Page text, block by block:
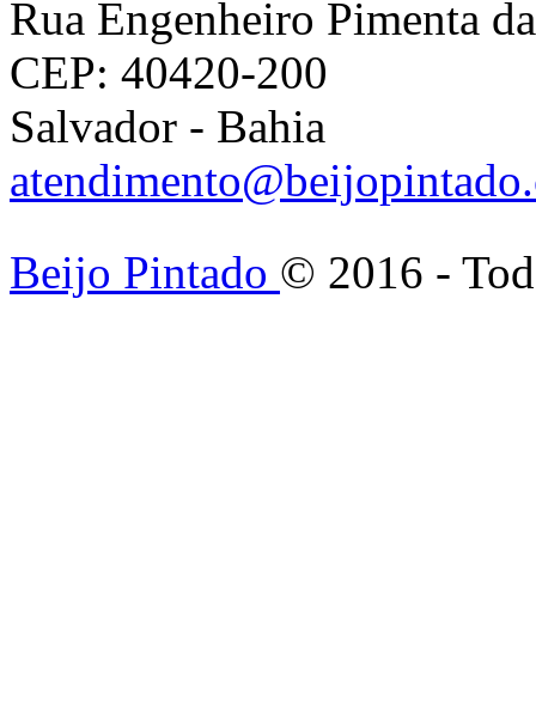
Rua Engenheiro Pimenta
CEP: 40420-200
Salvador - Bahia
Beijo Pintado © 2016 -